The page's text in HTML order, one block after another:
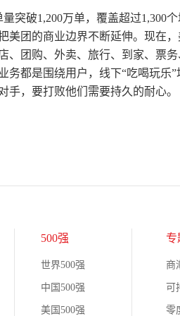
突破1,200万单，覆盖超过1,300
美团的商业边界不断延伸。现在
、团购、外卖、旅行、到家、票
务都是围绕用户，线下“吃喝玩乐”
手，要打败他们需要持久的耐心。
500强
世界500强
中国500强
美国500强
专
商
可
零